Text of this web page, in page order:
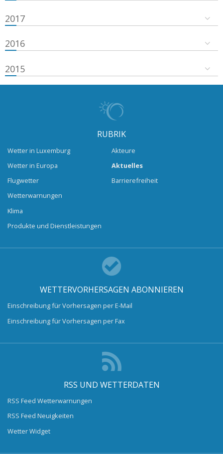
2017
2016
2015
RUBRIK
Wetter in Luxemburg
Wetter in Europa
Flugwetter
Wetterwarnungen
Klima
Produkte und Dienstleistungen
Akteure
Aktuelles
Barrierefreiheit
WETTERVORHERSAGEN ABONNIEREN
Einschreibung für Vorhersagen per E-Mail
Einschreibung für Vorhersagen per Fax
RSS UND WETTERDATEN
RSS Feed Wetterwarnungen
RSS Feed Neuigkeiten
Wetter Widget